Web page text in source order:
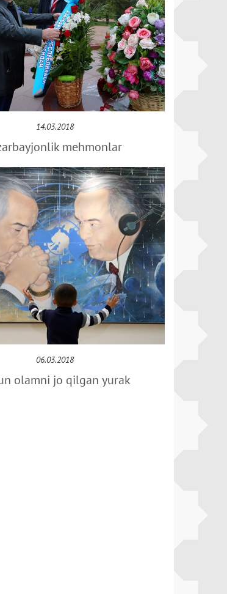
14.03.2018
mehmonlar
06.03.2018
olamni jo qilgan yurak